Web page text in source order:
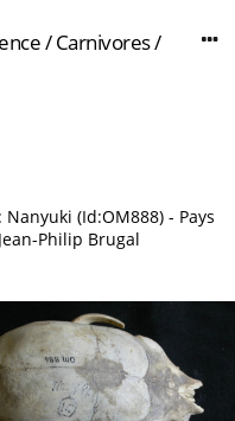
/Carnivores/
(Id:OM888) - Pays
Philip Brugal